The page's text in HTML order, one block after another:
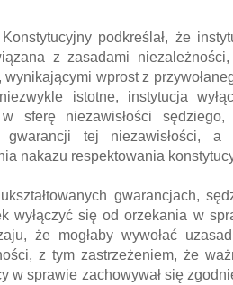
Konstytucyjny podkreślał, że
z zasadami
wynikającymi wprost z
istotne, instytucja
sferę niezawisłości
gwarancji tej niezawisłości, a
nakazu respektowania
gwarancjach,
wyłączyć się od orzekania w
że mogłaby wywołać
z tym zastrzeżeniem, że
w sprawie zachowywał się